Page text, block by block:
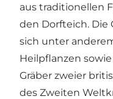
aus traditionellen
den Dorfteich. Die
sich unter
Heilpflanzen
Gräber zweier
des Zweiten